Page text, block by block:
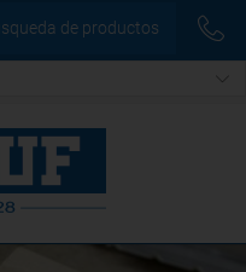
de productos